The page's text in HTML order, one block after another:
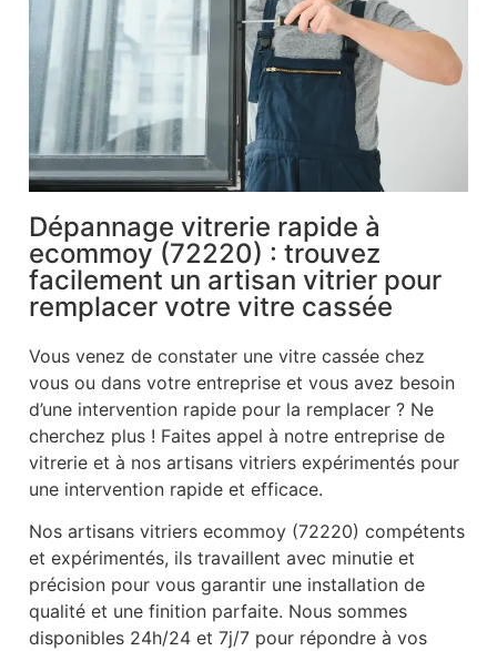
Dépannage vitrerie rapide à
ecommoy (72220) : trouvez
facilement un artisan vitrier pour
remplacer votre vitre cassée
Vous venez de constater une vitre cassée chez
vous ou dans votre entreprise et vous avez besoin
d’une intervention rapide pour la remplacer ? Ne
cherchez plus ! Faites appel à notre entreprise de
vitrerie et à nos artisans vitriers expérimentés pour
une intervention rapide et efficace.
Nos artisans vitriers ecommoy (72220) compétents
et expérimentés, ils travaillent avec minutie et
précision pour vous garantir une installation de
qualité et une finition parfaite. Nous sommes
disponibles 24h/24 et 7j/7 pour répondre à vos